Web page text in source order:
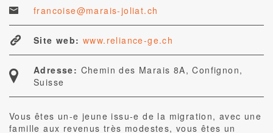
francoise@marais-joliat.ch
Site web: www.reliance-ge.ch
Adresse: Chemin des Marais 8A, Confignon,
Suisse
Vous êtes un-e jeune issu-e de la migration, avec une
famille aux revenus très modestes, vous êtes un